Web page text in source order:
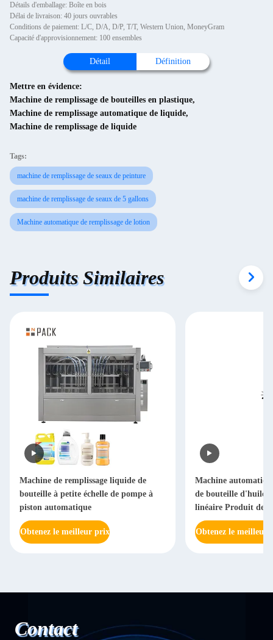
Détails d'emballage: Boîte en bois
Délai de livraison: 40 jours ouvrables
Conditions de paiement: L/C, D/A, D/P, T/T, Western Union, MoneyGram
Capacité d'approvisionnement: 100 ensembles
Détail Définition
Mettre en évidence:
Machine de remplissage de bouteilles en plastique,
Machine de remplissage automatique de liquide,
Machine de remplissage de liquide
Tags:
machine de remplissage de seaux de peinture
machine de remplissage de seaux de 5 gallons
Machine automatique de remplissage de lotion
Produits Similaires
Machine de remplissage liquide de
bouteille à petite échelle de pompe à
piston automatique
Obtenez le meilleur prix
Machine
de bouteille d'huile
linéaire Produit de
système de contrôle
Obtenez le meilleur
Contact